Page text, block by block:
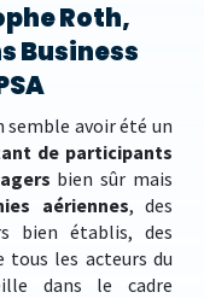
Roth,
Business
avoir été un
de participants
bien sûr mais
aériennes, des
bien établis, des
les acteurs du
dans le cadre